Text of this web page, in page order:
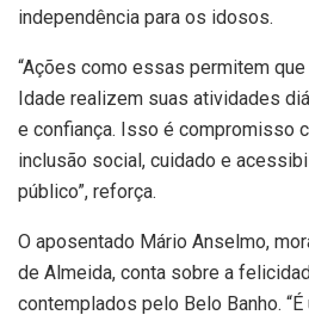
independência para os idosos.
“Ações como essas permitem
Idade realizem suas atividades
e confiança. Isso é compromisso
inclusão social, cuidado e
público”, reforça.
O aposentado Mário Anselmo,
de Almeida, conta sobre a
contemplados pelo Belo Banho.